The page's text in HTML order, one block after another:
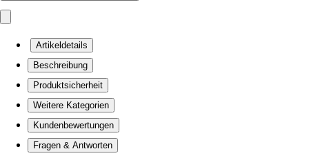
Artikeldetails
Beschreibung
Produktsicherheit
Weitere Kategorien
Kundenbewertungen
Fragen & Antworten